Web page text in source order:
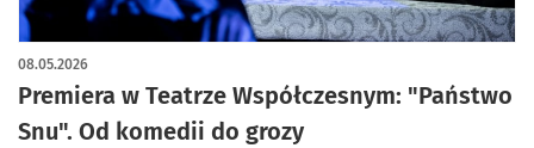
Premiera w Teatrze Współczesnym: "Państwo
Snu". Od komedii do grozy
08.05.2026